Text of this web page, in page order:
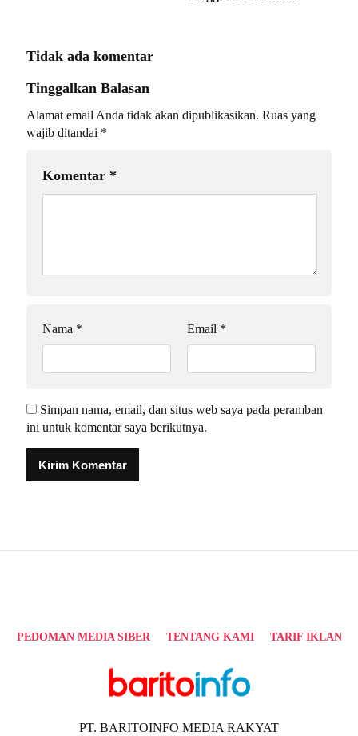
Tidak ada komentar
Tinggalkan Balasan
Alamat email Anda tidak akan dipublikasikan. Ruas yang
wajib ditandai *
Komentar *
Nama * Email *
Simpan nama, email, dan situs web saya pada peramban
ini untuk komentar saya berikutnya.
PEDOMAN MEDIA SIBER TENTANG KAMI TARIF IKLAN
PT. BARITOINFO MEDIA RAKYAT